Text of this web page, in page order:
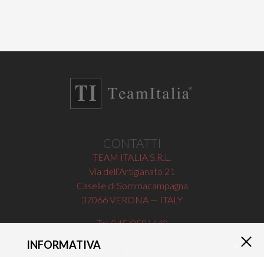
CONTATTI
TEAM ITALIA S.R.L.
Via dell’Artigianato 21
Caselle di Sommacampagna
37066 VERONA — ITALY
Tel 045/8581640
info@teamitaliailluminazione.it
INFORMATIVA